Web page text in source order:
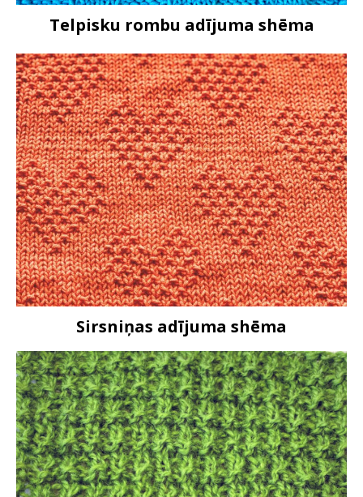
Telpisku rombu adījuma shēma
Sirsniņas adījuma shēma